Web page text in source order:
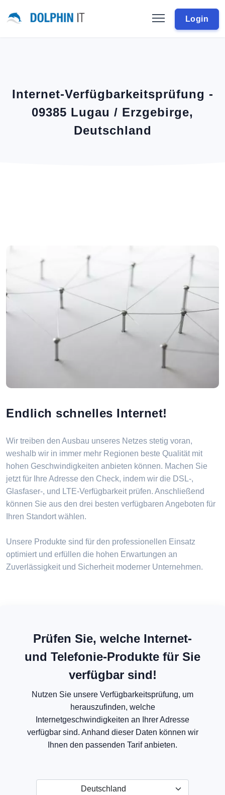
Login
Internet-Verfügbarkeitsprüfung -
09385 Lugau / Erzgebirge,
Deutschland
Endlich schnelles Internet!
Wir treiben den Ausbau unseres Netzes stetig voran,
weshalb wir in immer mehr Regionen beste Qualität mit
hohen Geschwindigkeiten anbieten können. Machen Sie
jetzt für Ihre Adresse den Check, indem wir die DSL-,
Glasfaser-, und LTE-Verfügbarkeit prüfen. Anschließend
können Sie aus den drei besten verfügbaren Angeboten für
Ihren Standort wählen.
Unsere Produkte sind für den professionellen Einsatz
optimiert und erfüllen die hohen Erwartungen an
Zuverlässigkeit und Sicherheit moderner Unternehmen.
Prüfen Sie, welche Internet-
und Telefonie-Produkte für Sie
verfügbar sind!
Nutzen Sie unsere Verfügbarkeitsprüfung, um
herauszufinden, welche
Internetgeschwindigkeiten an Ihrer Adresse
verfügbar sind. Anhand dieser Daten können wir
Ihnen den passenden Tarif anbieten.
Deutschland